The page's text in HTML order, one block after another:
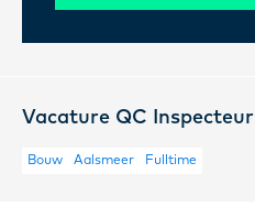
Vacature QC Inspecteur
Bouw Aalsmeer Fulltime